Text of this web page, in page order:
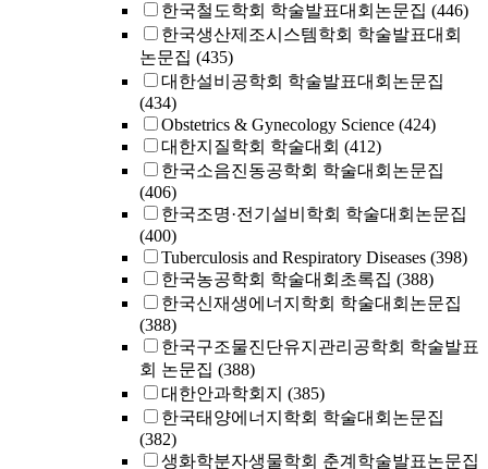
한국철도학회 학술발표대회논문집 (446)
한국생산제조시스템학회 학술발표대회
논문집 (435)
대한설비공학회 학술발표대회논문집
(434)
Obstetrics & Gynecology Science (424)
대한지질학회 학술대회 (412)
한국소음진동공학회 학술대회논문집
(406)
한국조명·전기설비학회 학술대회논문집
(400)
Tuberculosis and Respiratory Diseases (398)
한국농공학회 학술대회초록집 (388)
한국신재생에너지학회 학술대회논문집
(388)
한국구조물진단유지관리공학회 학술발표
회 논문집 (388)
대한안과학회지 (385)
한국태양에너지학회 학술대회논문집
(382)
생화학분자생물학회 춘계학술발표논문집